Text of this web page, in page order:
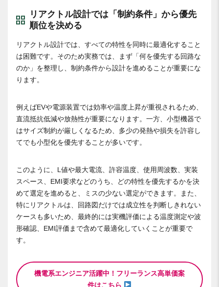
リアクトル設計では「制約条件」から優先
順位を決める
リアクトル設計では、すべての特性を同時に最適化すること
は困難です。そのため実務では、まず「何を優先する回路な
のか」を整理し、制約条件から設計を進めることが重要にな
ります。
例えばEVや電源装置では効率や温度上昇が重視されるため、
直流抵抗低減や放熱性が重要になります。一方、小型機器で
はサイズ制約が厳しくなるため、多少の発熱や損失を許容し
てでも小型化を優先することが多いです。
このように、L値や最大電流、許容温度、使用周波数、実装
スペース、EMI要求などのうち、どの特性を優先するかを決
めて選定を進めると、ミスの少ない選定ができます。また、
特にリアクトルは、回路図だけでは成立性を判断しきれない
ケースも多いため、最終的には実機評価による温度測定や波
形確認、EMI評価まで含めて最適化していくことが重要で
す。
機電系エンジニア活躍中！フリーランス高単価案
件はこちら